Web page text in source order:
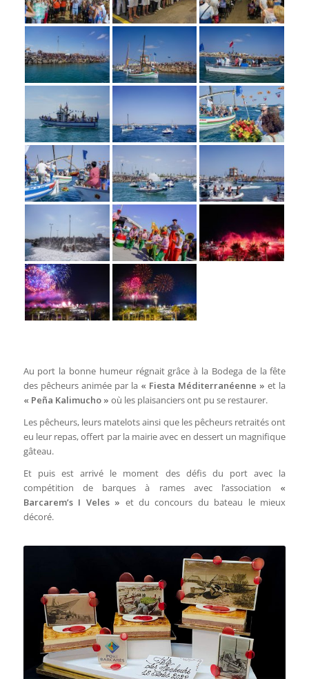
Au port la bonne humeur régnait grâce à la Bodega de la fête
des pêcheurs animée par la « Fiesta Méditerranéenne » et la
« Peña Kalimucho » où les plaisanciers ont pu se restaurer.
Les pêcheurs, leurs matelots ainsi que les pêcheurs retraités ont
eu leur repas, offert par la mairie avec en dessert un magnifique
gâteau.
Et puis est arrivé le moment des défis du port avec la
compétition de barques à rames avec l’association «
Barcarem’s I Veles » et du concours du bateau le mieux
décoré.